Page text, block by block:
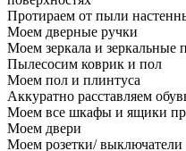
Протираем от пыли
Моем дверные ручки
Моем зеркала и зеркальные
Пылесосим коврик и пол
Моем пол и плинтуса
Аккуратно расставляем
Моем все шкафы и ящики
Моем двери
Моем розетки/ выключатели